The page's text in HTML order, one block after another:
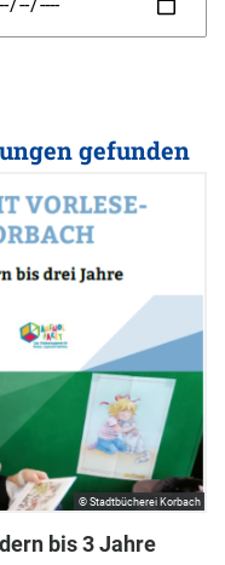
gefunden
bis 3 Jahre
© Stadtbücherei Korbach